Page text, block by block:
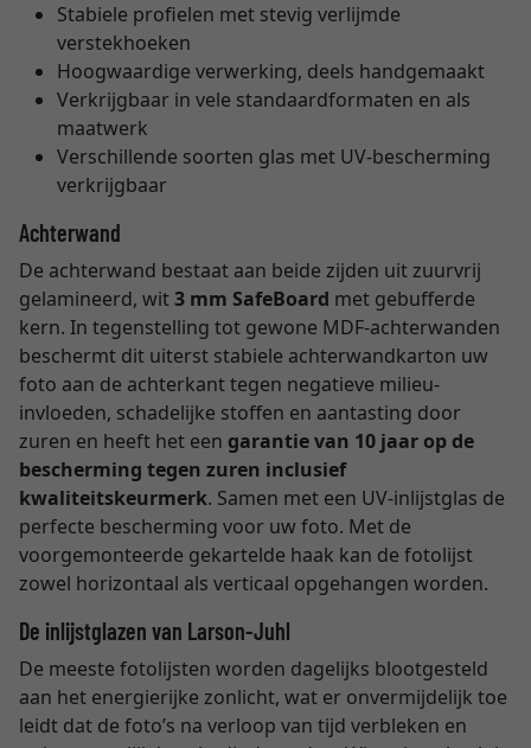
Stabiele profielen met stevig verlijmde
verstekhoeken
Hoogwaardige verwerking, deels handgemaakt
Verkrijgbaar in vele standaardformaten en als
maatwerk
Verschillende soorten glas met UV-bescherming
verkrijgbaar
Achterwand
De achterwand bestaat aan beide zijden uit zuurvrij
gelamineerd, wit3 mm SafeBoard met gebufferde
kern. In tegenstelling tot gewone MDF-achterwanden
beschermt dit uiterst stabiele achterwandkarton uw
foto aan de achterkant tegen negatieve milieu-
invloeden, schadelijke stoffen en aantasting door
zuren en heeft het een garantie van 10 jaar op de
bescherming tegen zuren inclusief
kwaliteitskeurmerk. Samen met een UV-inlijstglas de
perfecte bescherming voor uw foto. Met de
voorgemonteerde gekartelde haak kan de fotolijst
zowel horizontaal als verticaal opgehangen worden.
De inlijstglazen van Larson-Juhl
De meeste fotolijsten worden dagelijks blootgesteld
aan het energierijke zonlicht, wat er onvermijdelijk toe
leidt dat de foto’s na verloop van tijd verbleken en